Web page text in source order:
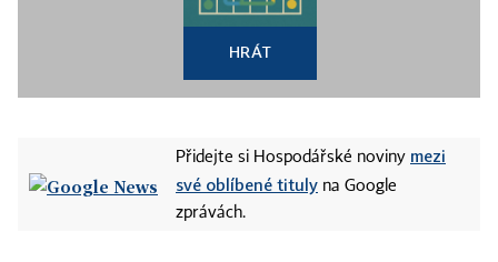
HRÁT
Přidejte si Hospodářské noviny mezi
své oblíbené tituly na Google
zprávách.